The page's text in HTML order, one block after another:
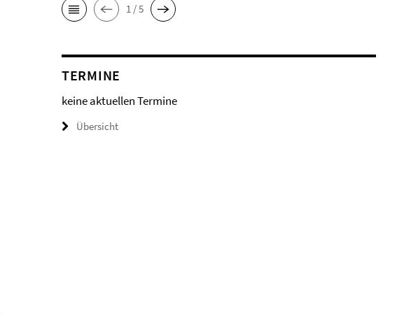
1 / 5
TERMINE
keine aktuellen Termine
Übersicht